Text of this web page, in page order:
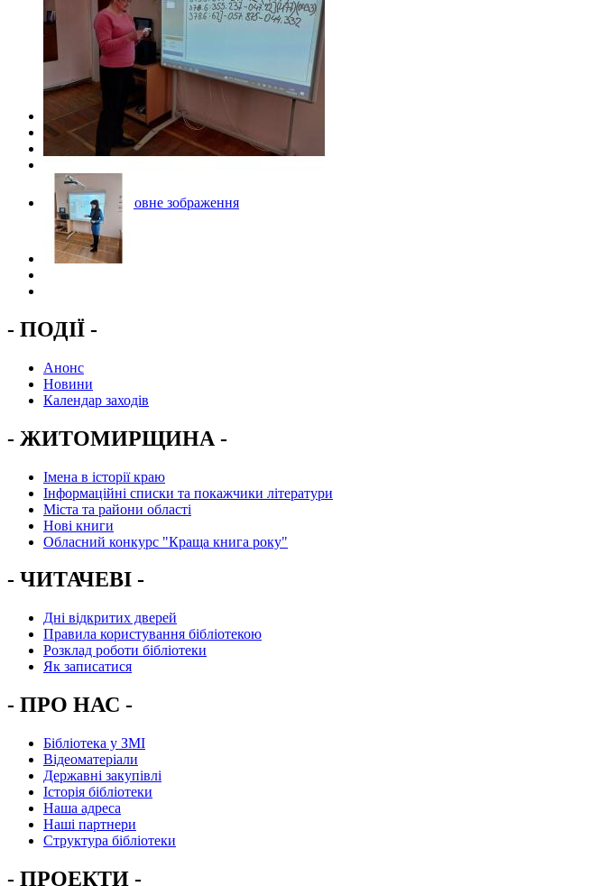
Переглянути повне зображення
- ПОДІЇ -
Анонс
Новини
Календар заходів
- ЖИТОМИРЩИНА -
Імена в історії краю
Інформаційні списки та покажчики літератури
Міста та райони області
Нові книги
Обласний конкурс "Краща книга року"
- ЧИТАЧЕВІ -
Дні відкритих дверей
Правила користування бібліотекою
Розклад роботи бібліотеки
Як записатися
- ПРО НАС -
Бібліотека у ЗМІ
Відеоматеріали
Державні закупівлі
Історія бібліотеки
Наша адреса
Наші партнери
Структура бібліотеки
- ПРОЕКТИ -